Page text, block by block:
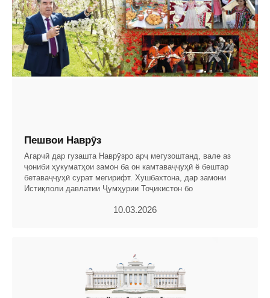
Пешвои Наврӯз
Агарчӣ дар гузашта Наврӯзро арҷ мегузоштанд, вале аз
ҷониби ҳукуматҳои замон ба он камтаваҷҷуҳӣ ё бештар
бетаваҷҷуҳӣ сурат мегирифт. Хушбахтона, дар замони
Истиқлоли давлатии Ҷумҳурии Тоҷикистон бо
10.03.2026